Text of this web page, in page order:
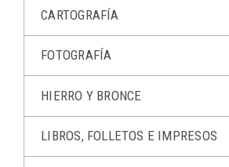
CARTOGRAFÍA
FOTOGRAFÍA
HIERRO Y BRONCE
LIBROS, FOLLETOS E IMPRESOS